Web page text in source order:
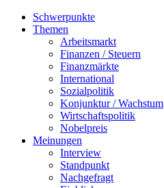
Schwerpunkte
Themen
Arbeitsmarkt
Finanzen / Steuern
Finanzmärkte
International
Sozialpolitik
Konjunktur / Wachstum
Wirtschaftspolitik
Nobelpreis
Meinungen
Interview
Standpunkt
Nachgefragt